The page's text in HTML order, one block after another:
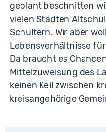
geplant beschnitten
vielen Städten
Schultern. Wir aber
Lebensverhältnisse für
Da braucht es
Mittelzuweisung des
keinen Keil zwischen
kreisangehörige